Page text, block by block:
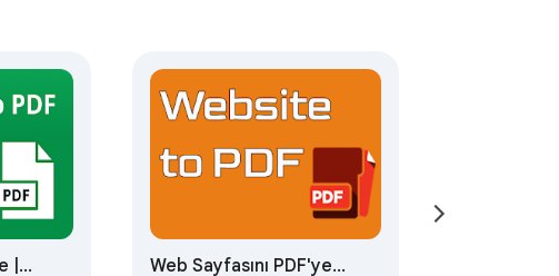
|
Web Sayfasını PDF'ye